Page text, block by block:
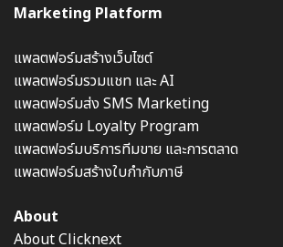
Marketing Platform
แพลตฟอร์มสร้างเว็บไซต์
แพลตฟอร์มรวมแชท และ AI
แพลตฟอร์มส่ง SMS Marketing
แพลตฟอร์ม Loyalty Program
แพลตฟอร์มบริการทีมขาย และการตลาด
แพลตฟอร์มสร้างใบกำกับภาษี
About
About Clicknext